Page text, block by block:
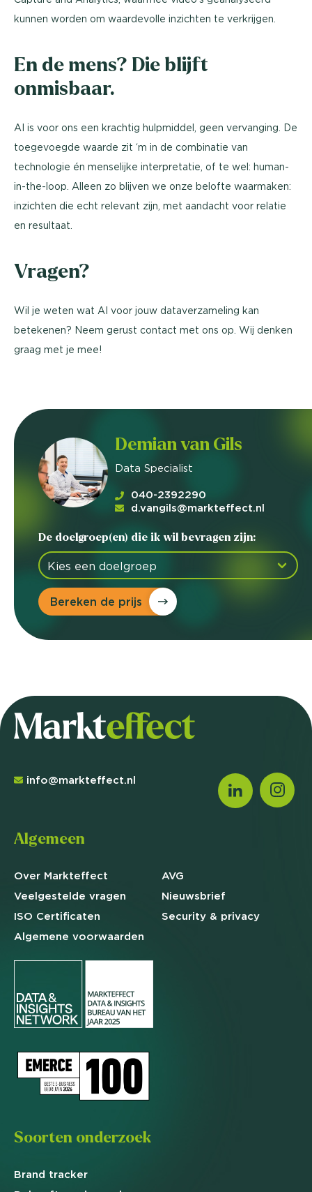
kunnen worden om waardevolle inzichten te verkrijgen.
En de mens? Die blijft
onmisbaar.
AI is voor ons een krachtig hulpmiddel, geen vervanging. De
toegevoegde waarde zit ‘m in de combinatie van
technologie én menselijke interpretatie, of te wel: human-
in-the-loop. Alleen zo blijven we onze belofte waarmaken:
inzichten die echt relevant zijn, met aandacht voor relatie
en resultaat.
Vragen?
Wil je weten wat AI voor jouw dataverzameling kan
betekenen? Neem gerust contact met ons op. Wij denken
graag met je mee!
Demian van Gils
Data Specialist
040-2392290
d.vangils@markteffect.nl
De doelgroep(en) die ik wil bevragen zijn:
Bereken de prijs
info@markteffect.nl
Algemeen
Over Markteffect
Veelgestelde vragen
ISO Certificaten
Algemene voorwaarden
AVG
Nieuwsbrief
Security & privacy
Soorten onderzoek
Brand tracker